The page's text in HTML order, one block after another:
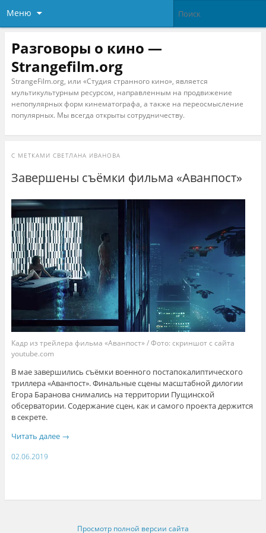
Меню
Разговоры о кино —
Strangefilm.org
StrangeFilm.org, или «Студия странного кино», является
мультикультурным ресурсом, направленным на продвижение
непопулярных форм кинематографа, а также на переосмысление
популярных. Мы всегда открыты сотрудничеству.
С МЕТКАМИ СВЕТЛАНА ИВАНОВА
Завершены съёмки фильма «Аванпост»
Кадр из трейлера фильма «Аванпост» / Фото: скриншот с сайта
youtube.com
В мае завершились съёмки военного постапокалиптического
триллера «Аванпост». Финальные сцены масштабной дилогии
Егора Баранова снимались на территории Пущинской
обсерватории. Содержание сцен, как и самого проекта держится
в секрете.
Читать далее →
02.06.2019
Просмотр полной версии сайта